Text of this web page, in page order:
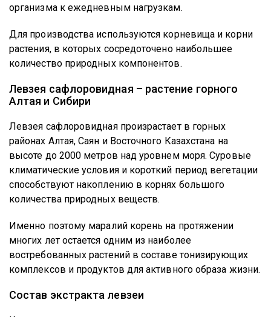
организма к ежедневным нагрузкам.
Для производства используются корневища и корни
растения, в которых сосредоточено наибольшее
количество природных компонентов.
Левзея сафлоровидная – растение горного
Алтая и Сибири
Левзея сафлоровидная произрастает в горных
районах Алтая, Саян и Восточного Казахстана на
высоте до 2000 метров над уровнем моря. Суровые
климатические условия и короткий период вегетации
способствуют накоплению в корнях большого
количества природных веществ.
Именно поэтому маралий корень на протяжении
многих лет остается одним из наиболее
востребованных растений в составе тонизирующих
комплексов и продуктов для активного образа жизни.
Состав экстракта левзеи